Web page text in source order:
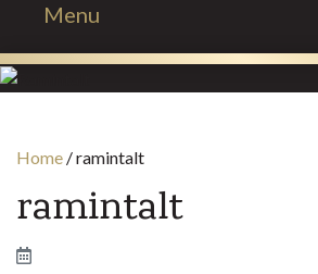
Menu
Home /ramintalt
ramintalt